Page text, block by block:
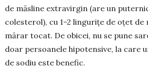
de măsline extravirgin (are un
coles­terol), cu 1-2 lingurițe de oțet de
mărar tocat. De obicei, nu se pune
doar persoanele hipotensive, la care
de sodiu este benefic.